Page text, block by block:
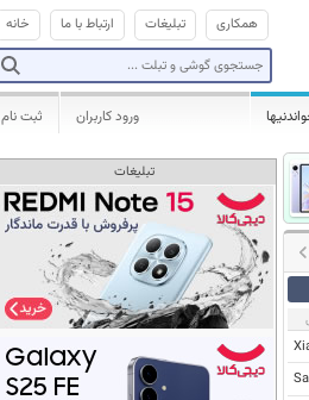
خانه ارتباط با ما تبلیغات همکاری
ثبت نام ورود کاربران
تبلیغات